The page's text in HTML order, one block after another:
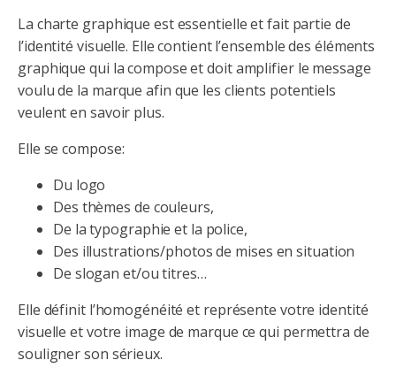
La charte graphique est essentielle et fait partie de
l’identité visuelle. Elle contient l’ensemble des éléments
graphique qui la compose et doit amplifier le message
voulu de la marque afin que les clients potentiels
veulent en savoir plus.
Elle se compose:
Du logo
Des thèmes de couleurs,
De la typographie et la police,
Des illustrations/photos de mises en situation
De slogan et/ou titres…
Elle définit l’homogénéité et représente votre identité
visuelle et votre image de marque ce qui permettra de
souligner son sérieux.